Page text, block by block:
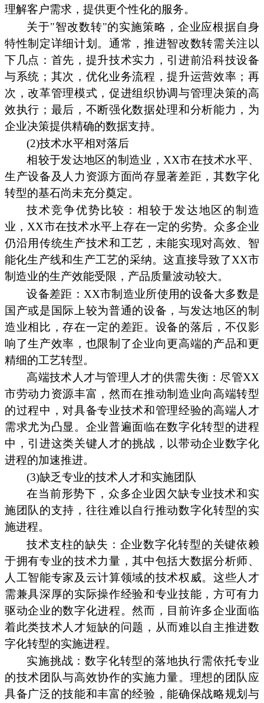
理解客户需求，提供更个性化的服务。
关于"智改数转"的实施策略，企业应根据自身
特性制定详细计划。通常，推进智改数转需关注以
下几点：首先，提升技术实力，引进前沿科技设备
与系统；其次，优化业务流程，提升运营效率；再
次，改革管理模式，促进组织协调与管理决策的高
效执行；最后，不断强化数据处理和分析能力，为
企业决策提供精确的数据支持。
(2)技术水平相对落后
相较于发达地区的制造业，XX市在技术水平、
生产设备及人力资源方面尚存显著差距，其数字化
转型的基石尚未充分奠定。
技术竞争优势比较：相较于发达地区的制造
业，XX市在技术水平上存在一定的劣势。众多企业
仍沿用传统生产技术和工艺，未能实现对高效、智
能化生产线和生产工艺的采纳。这直接导致了XX市
制造业的生产效能受限，产品质量波动较大。
设备差距：XX市制造业所使用的设备大多数是
国产或是国际上较为普通的设备，与发达地区的制
造业相比，存在一定的差距。设备的落后，不仅影
响了生产效率，也限制了企业向更高端的产品和更
精细的工艺转型。
高端技术人才与管理人才的供需失衡：尽管XX
市劳动力资源丰富，然而在推动制造业向高端转型
的过程中，对具备专业技术和管理经验的高端人才
需求尤为凸显。企业普遍面临在数字化转型的进程
中，引进这类关键人才的挑战，以带动企业数字化
进程的加速推进。
(3)缺乏专业的技术人才和实施团队
在当前形势下，众多企业因欠缺专业技术和实
施团队的支持，往往难以自行推动数字化转型的实
施进程。
技术支柱的缺失：企业数字化转型的关键依赖
于拥有专业的技术力量，其中包括大数据分析师、
人工智能专家及云计算领域的技术权威。这些人才
需兼具深厚的实际操作经验和专业技能，方可有力
驱动企业的数字化进程。然而，目前许多企业面临
着此类技术人才短缺的问题，从而难以自主推进数
字化转型的实施进程。
实施挑战：数字化转型的落地执行需依托专业
的技术团队与高效协作的实施力量。理想的团队应
具备广泛的技能和丰富的经验，能确保战略规划与